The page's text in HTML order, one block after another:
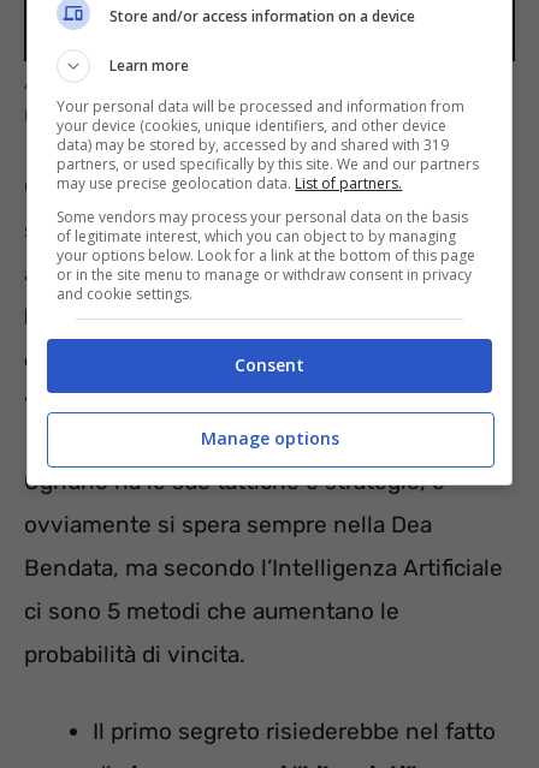
Azzeccare il Jackpot non è molto facile ma tutti ci sperano –
InformazioneOggi.it
Ovviamente si possono creare schedine con
sistemi e più numeri e combinazioni, che
avranno un prezzo variabile.Fare 6 è
l’aspirazione massima, ma non
dimentichiamoci che spesso anche i premi
“minori” sono milionari.
Ognuno ha le sue tattiche e strategie, e
ovviamente si spera sempre nella Dea
Bendata, ma secondo l’Intelligenza Artificiale
ci sono 5 metodi che aumentano le
probabilità di vincita.
Il primo segreto risiederebbe nel fatto
Store and/or access information on a device
Learn more
Your personal data will be processed and information from
your device (cookies, unique identifiers, and other device
data) may be stored by, accessed by and shared with 319
partners, or used specifically by this site. We and our partners
may use precise geolocation data. List of partners.
Some vendors may process your personal data on the basis
of legitimate interest, which you can object to by managing
your options below. Look for a link at the bottom of this page
or in the site menu to manage or withdraw consent in privacy
and cookie settings.
Consent
Manage options